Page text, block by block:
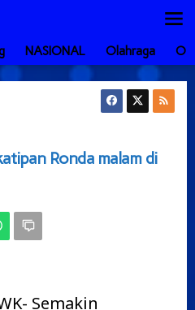
NASIONAL Olahraga
Ronda malam di
Semakin